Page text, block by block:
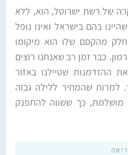
של רשת ישרוטל, הוא, ללא
בהם בישראל ואינו נופל
מהקסם שלו הוא מיקומו
כבר זמן רב שאנחנו רוצים
ההזדמנות שטיילנו באזור
למרות שהמחיר ללילה גבוה
מושלמת, כך ששווה להתפנק